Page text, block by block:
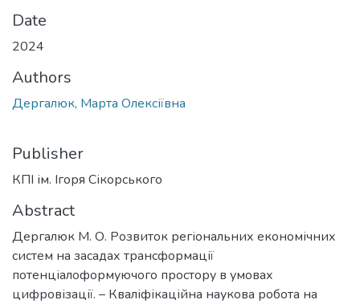
Date
2024
Authors
Дергалюк, Марта Олексіївна
Publisher
КПІ ім. Ігоря Сікорського
Abstract
Дергалюк М. О. Розвиток регіональних економічних
систем на засадах трансформації
потенціалоформуючого простору в умовах
цифровізації. – Кваліфікаційна наукова робота на